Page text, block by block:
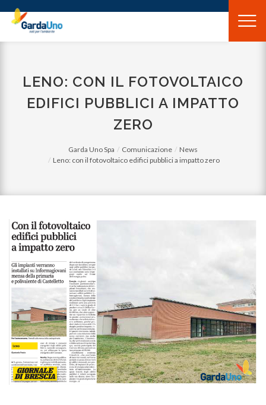
Gardauno
Spa
LENO: CON IL FOTOVOLTAICO
EDIFICI PUBBLICI A IMPATTO
ZERO
Garda Uno Spa Comunicazione
News
Leno: con il fotovoltaico edifici pubblici a impatto zero